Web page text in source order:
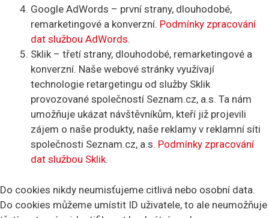
Google AdWords – první strany, dlouhodobé,
remarketingové a konverzní. Podmínky zpracování
dat službou AdWords.
Sklik – třetí strany, dlouhodobé, remarketingové a
konverzní. Naše webové stránky využívají
technologie retargetingu od služby Sklik
provozované společností Seznam.cz, a.s. Ta nám
umožňuje ukázat návštěvníkům, kteří již projevili
zájem o naše produkty, naše reklamy v reklamní síti
společnosti Seznam.cz, a.s. Podmínky zpracování
dat službou Sklik.
Do cookies nikdy neumisťujeme citlivá nebo osobní data.
Do cookies můžeme umístit ID uživatele, to ale neumožňuje